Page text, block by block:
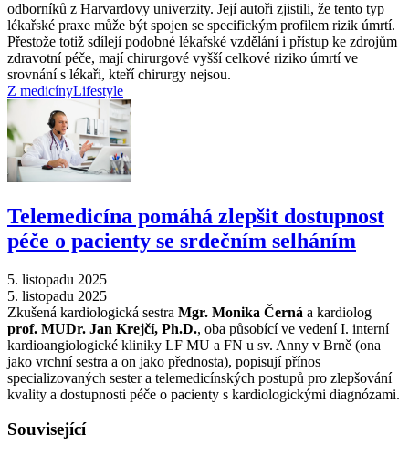
odborníků z Harvardovy univerzity. Její autoři zjistili, že tento typ
lékařské praxe může být spojen se specifickým profilem rizik úmrtí.
Přestože totiž sdílejí podobné lékařské vzdělání i přístup ke zdrojům
zdravotní péče, mají chirurgové vyšší celkové riziko úmrtí ve
srovnání s lékaři, kteří chirurgy nejsou.
Z medicínyLifestyle
Telemedicína pomáhá zlepšit dostupnost
péče o pacienty se srdečním selháním
5. listopadu 2025
5. listopadu 2025
Zkušená kardiologická sestra Mgr. Monika Černá a kardiolog
prof. MUDr. Jan Krejčí, Ph.D., oba působící ve vedení I. interní
kardioangiologické kliniky LF MU a FN u sv. Anny v Brně (ona
jako vrchní sestra a on jako přednosta), popisují přínos
specializovaných sester a telemedicínských postupů pro zlepšování
kvality a dostupnosti péče o pacienty s kardiologickými diagnózami.
Související